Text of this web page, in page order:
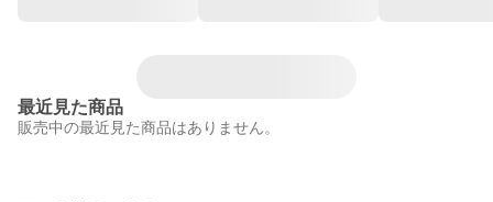
最近見た商品
販売中の最近見た商品はありません。